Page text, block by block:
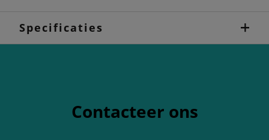
Specificaties
Contacteer ons